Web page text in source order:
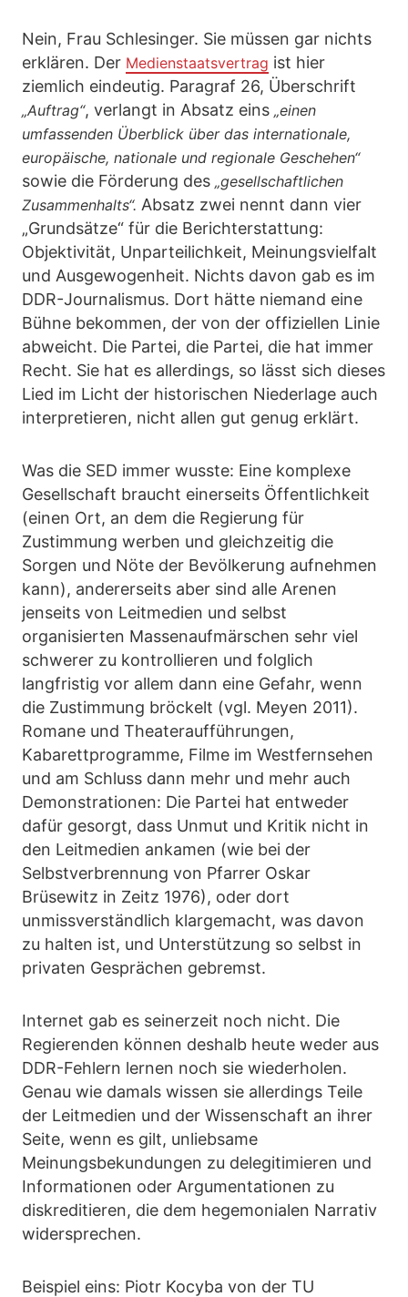
Nein, Frau Schlesinger. Sie müssen gar nichts
erklären. Der Medienstaatsvertrag ist hier
ziemlich eindeutig. Paragraf 26, Überschrift
„Auftrag“, verlangt in Absatz eins „einen
umfassenden Überblick über das internationale,
europäische, nationale und regionale Geschehen“
sowie die Förderung des „gesellschaftlichen
Zusammenhalts“. Absatz zwei nennt dann vier
„Grundsätze“ für die Berichterstattung:
Objektivität, Unparteilichkeit, Meinungsvielfalt
und Ausgewogenheit. Nichts davon gab es im
DDR-Journalismus. Dort hätte niemand eine
Bühne bekommen, der von der offiziellen Linie
abweicht. Die Partei, die Partei, die hat immer
Recht. Sie hat es allerdings, so lässt sich dieses
Lied im Licht der historischen Niederlage auch
interpretieren, nicht allen gut genug erklärt.
Was die SED immer wusste: Eine komplexe
Gesellschaft braucht einerseits Öffentlichkeit
(einen Ort, an dem die Regierung für
Zustimmung werben und gleichzeitig die
Sorgen und Nöte der Bevölkerung aufnehmen
kann), andererseits aber sind alle Arenen
jenseits von Leitmedien und selbst
organisierten Massenaufmärschen sehr viel
schwerer zu kontrollieren und folglich
langfristig vor allem dann eine Gefahr, wenn
die Zustimmung bröckelt (vgl. Meyen 2011).
Romane und Theateraufführungen,
Kabarettprogramme, Filme im Westfernsehen
und am Schluss dann mehr und mehr auch
Demonstrationen: Die Partei hat entweder
dafür gesorgt, dass Unmut und Kritik nicht in
den Leitmedien ankamen (wie bei der
Selbstverbrennung von Pfarrer Oskar
Brüsewitz in Zeitz 1976), oder dort
unmissverständlich klargemacht, was davon
zu halten ist, und Unterstützung so selbst in
privaten Gesprächen gebremst.
Internet gab es seinerzeit noch nicht. Die
Regierenden können deshalb heute weder aus
DDR-Fehlern lernen noch sie wiederholen.
Genau wie damals wissen sie allerdings Teile
der Leitmedien und der Wissenschaft an ihrer
Seite, wenn es gilt, unliebsame
Meinungsbekundungen zu delegitimieren und
Informationen oder Argumentationen zu
diskreditieren, die dem hegemonialen Narrativ
widersprechen.
Beispiel eins: Piotr Kocyba von der TU